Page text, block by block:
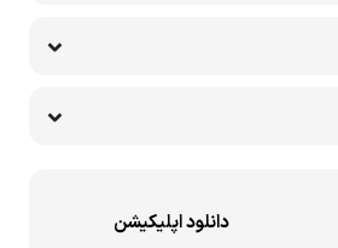
دانلود اپلیکیشن